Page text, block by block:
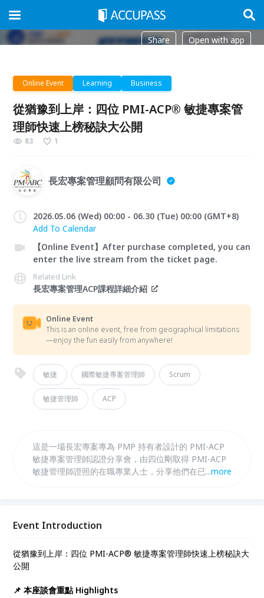
Share Open with app
Online Event Learning Business
從猶豫到上岸：四位 PMI-ACP® 敏捷專案管
理師快速上榜秘訣大公開
83 1
長宏專案管理顧問有限公司
2026.05.06 (Wed) 00:00 - 06.30 (Tue) 00:00 (GMT+8)
Add To Calendar
【Online Event】After purchase completed, you can
enter the live stream from the ticket page.
Related Link
長宏專案管理ACP課程詳細介紹
Online Event
This is an online event, free from geographical limitations
—enjoy the fun easily from anywhere!
敏捷 國際敏捷專案管理師 Scrum
敏捷管理師 ACP
這是一場長宏專案專為 PMP 持有者設計的 PMI-ACP
敏捷專案管理師認證分享會，由四位剛取得 PMI-ACP
敏捷管理師證照的在職專業人士，分享他們在已有
帶給你最完整的趨勢解析與實戰備考心得。
...more
Event Introduction
從猶豫到上岸：四位 PMI-ACP® 敏捷專案管理師快速上榜秘訣大
公開
📌 本座談會重點 Highlights